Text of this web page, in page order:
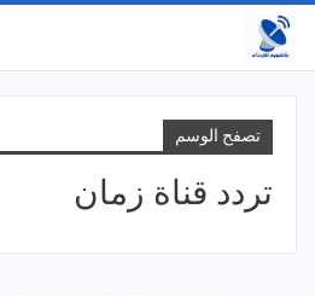
تصفح الوسم
تردد قناة زمان